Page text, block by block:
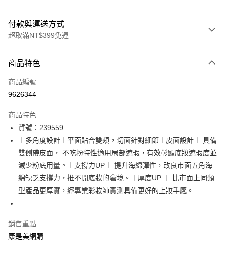
付款與運送方式
超取滿NT$399免運
icash Pay
信用卡一次付款
超商取貨付款
LINE Pay
Apple Pay
街口支付
商品特色
商品編號
9626344
商品特色
貨號：239559
︱多角度設計︱平面貼合雙頰，切面針對細節︱皮面設計︱ 具備
雙側帶皮面， 不吃粉特性適用局部遮瑕，有效彰顯底妝遮瑕度並
減少粉底用量。︱支撐力UP︱ 提升海綿彈性，改良市面五角海
綿缺乏支撐力，推不開底妝的窘境。︱厚度UP ︱ 比市面上同類
型產品更厚實，經專業彩妝師實測具備更好的上妝手感。
銷售重點
康是美網購